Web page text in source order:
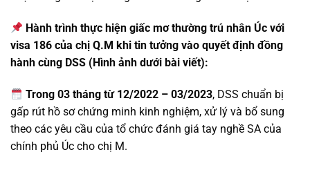
Hành trình thực hiện giấc mơ thường trú nhân Úc với
visa 186 của chị Q.M khi tin tưởng vào quyết định đồng
hành cùng DSS (Hình ảnh dưới bài viết):
Trong 03 tháng từ 12/2022 – 03/2023, DSS chuẩn bị
gấp rút hồ sơ chứng minh kinh nghiệm, xử lý và bổ sung
theo các yêu cầu của tổ chức đánh giá tay nghề SA của
chính phủ Úc cho chị M.